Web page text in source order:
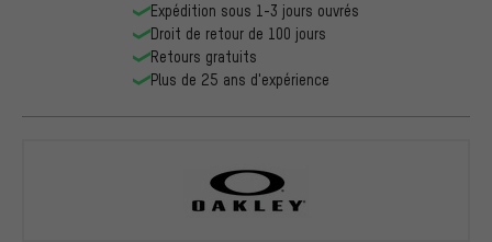
Expédition sous 1-3 jours ouvrés
Droit de retour de 100 jours
Retours gratuits
Plus de 25 ans d'expérience